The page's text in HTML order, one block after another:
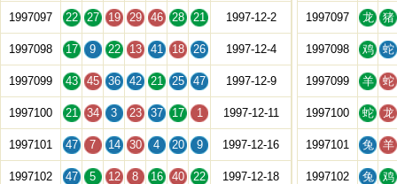
1997097 22 27 19 29 46 28 21 1997-12-2
1997098 17 9 22 13 41 18 26 1997-12-4
1997099 43 45 36 42 21 25 47 1997-12-9
1997100 21 34 3 23 37 17 1 1997-12-11
1997101 47 7 14 30 4 20 9 1997-12-16
1997102 47 5 12 8 16 40 22 1997-12-18
1997097 龙 猪
1997098 鸡 蛇
1997099 羊 蛇
1997100 蛇 龙
1997101 兔 羊
1997102 兔 鸡